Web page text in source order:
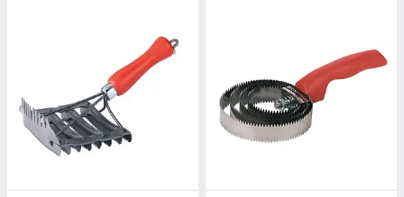
Після списку товарів ви зможете прочитати основні
рекомендації по очищенню шкірних покривів ВРХ.